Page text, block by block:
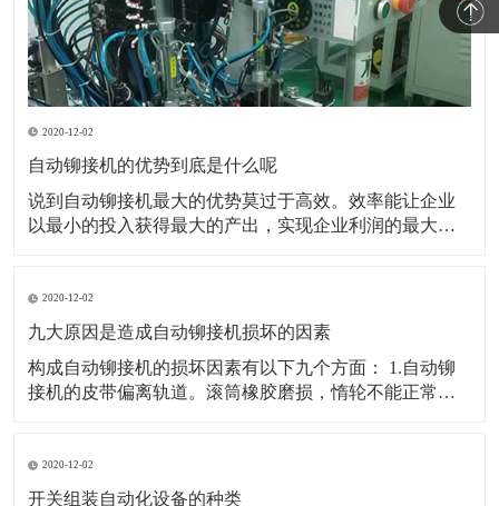
2020-12-02
自动铆接机的优势到底是什么呢
说到自动铆接机最大的优势莫过于高效。效率能让企业
以最小的投入获得最大的产出，实现企业利润的最大
有工作效率。并且逐个人工铆接也不可能保证产品的一
致性。所以企业必然会选择可以实现自动穿接自动铆接
2020-12-02
九大原因是造成自动铆接机损坏的因素
构成自动铆接机的损坏因素有以下九个方面： 1.自动铆
接机的皮带偏离轨道。滚筒橡胶磨损，惰轮不能正常工
在，在排出之前，皮带部分中的惰轮有一定的磨损。 2.
自动铆接机的皮带返回部分固定在骨灰上
2020-12-02
开关组装自动化设备的种类